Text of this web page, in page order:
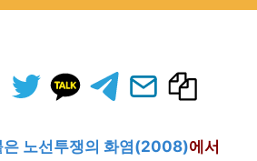
은 노선투쟁의 화염(2008)에서